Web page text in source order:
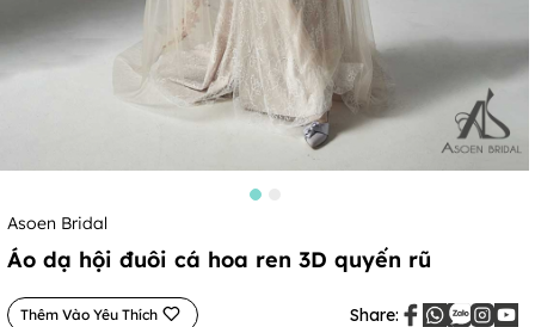
Asoen Bridal
Áo dạ hội đuôi cá hoa ren 3D quyến rũ
Thêm Vào Yêu Thích Share: